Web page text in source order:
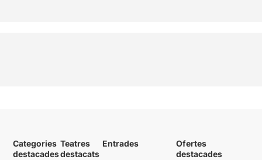
Categories
destacades
Teatres
destacats
Entrades
Ofertes
destacades